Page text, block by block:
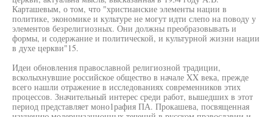
Карташевым, о том, что "христианские элементы нации в
политике, экономике и культуре не могут идти слепо на поводу у
элементов безрелигиозных. Они должны преобразовывать и
формы, и содержание и политической, и культурной жизни нации
в духе церкви"15.
Идеи обновления православной религиозной традиции,
всколыхнувшие российское общество в начале XX века, прежде
всего нашли отражение в исследованиях современников этих
процессов. Значительный интерес среди работ, вышедших в этот
период представляет моно1рафия ПА. Прокашева, посвященная